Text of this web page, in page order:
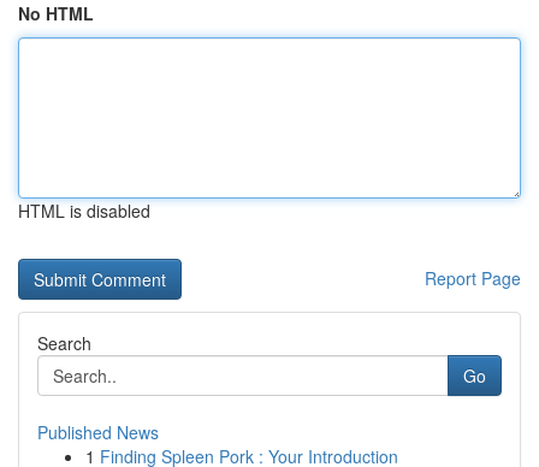
No HTML
HTML is disabled
Report Page
Search
Go
Published News
1 Finding Spleen Pork : Your Introduction